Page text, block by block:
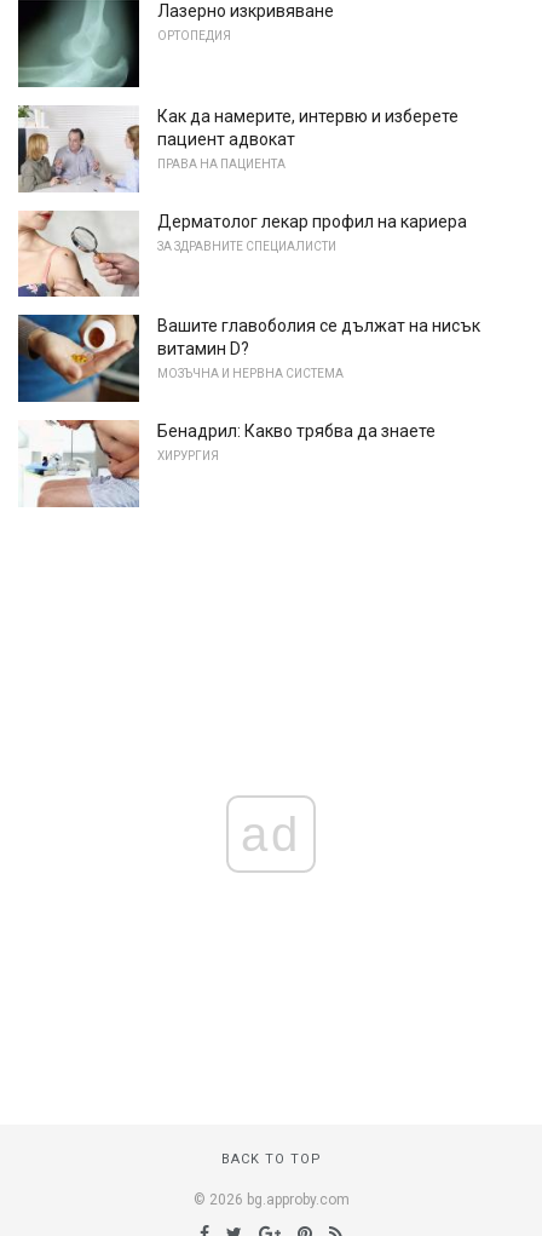
Лазерно изкривяване
ОРТОПЕДИЯ
Как да намерите, интервю и изберете
пациент адвокат
ПРАВА НА ПАЦИЕНТА
Дерматолог лекар профил на кариера
ЗА ЗДРАВНИТЕ СПЕЦИАЛИСТИ
Вашите главоболия се дължат на нисък
витамин D?
МОЗЪЧНА И НЕРВНА СИСТЕМА
Бенадрил: Какво трябва да знаете
ХИРУРГИЯ
ad
BACK TO TOP
© 2026 bg.approby.com